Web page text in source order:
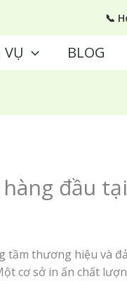
📞
VỤ BLOG
đầu tại
tầm thương hiệu và
cơ sở in ấn chất